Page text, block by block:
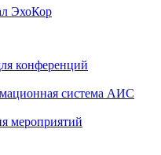
ЭхоКор
конференций
система АИС
мероприятий